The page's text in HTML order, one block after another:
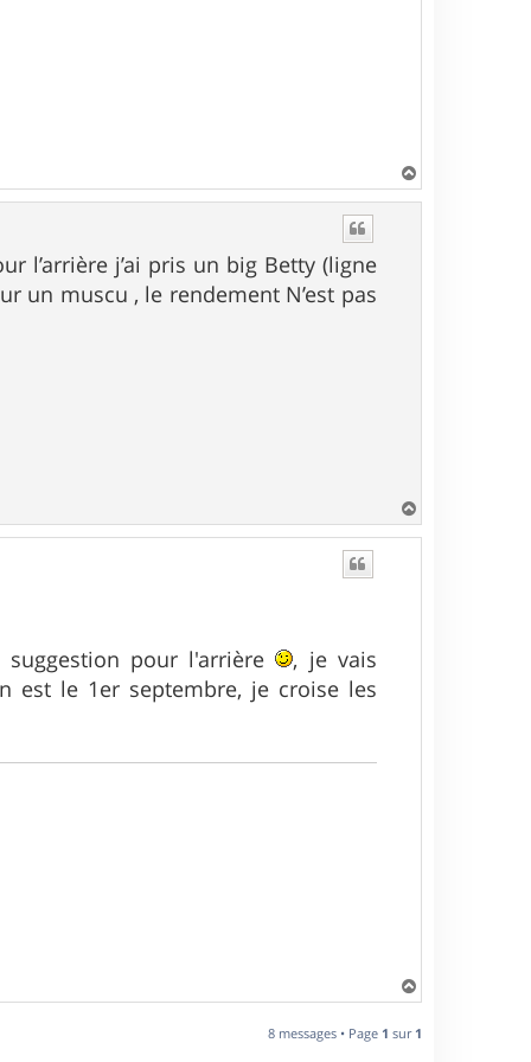
a
l’arrière j’ai pris un big Betty (ligne
un muscu , le rendement N’est pas
a
u
suggestion pour l'arrière
, je vais
est le 1er septembre, je croise les
a
t
8 messages • Page 1 sur 1